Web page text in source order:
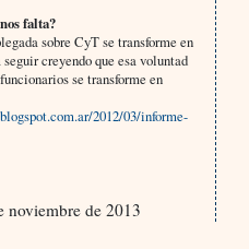
falta?
sobre CyT se transforme en
creyendo que esa voluntad
se transforme en
2012/03/informe-
noviembre de 2013